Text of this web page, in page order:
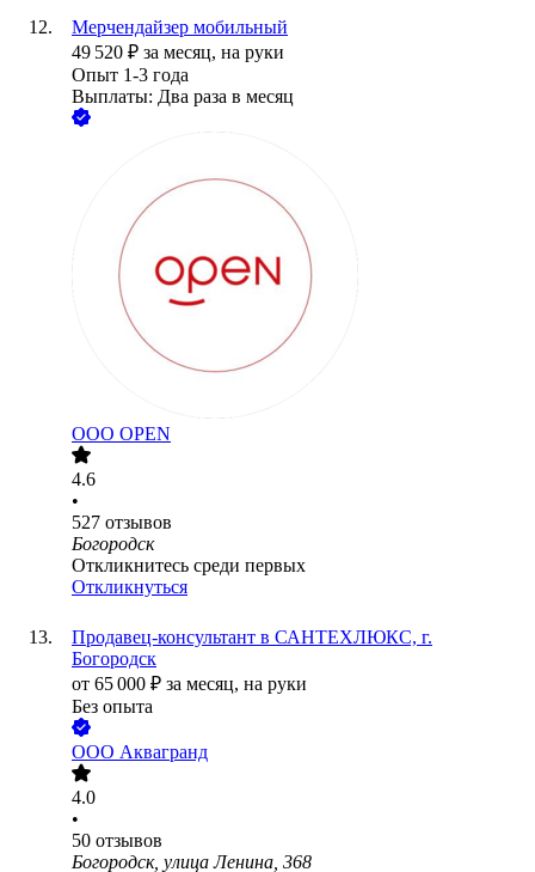
Мерчендайзер мобильный
49 520 ₽ за месяц, на руки
Опыт 1-3 года
Выплаты: Два раза в месяц
ООО OPEN
4.6
•
527 отзывов
Богородск
Откликнитесь среди первых
Откликнуться
Продавец-консультант в САНТЕХЛЮКС, г.
Богородск
от 65 000 ₽ за месяц, на руки
Без опыта
ООО Аквагранд
4.0
•
50 отзывов
Богородск, улица Ленина, 368